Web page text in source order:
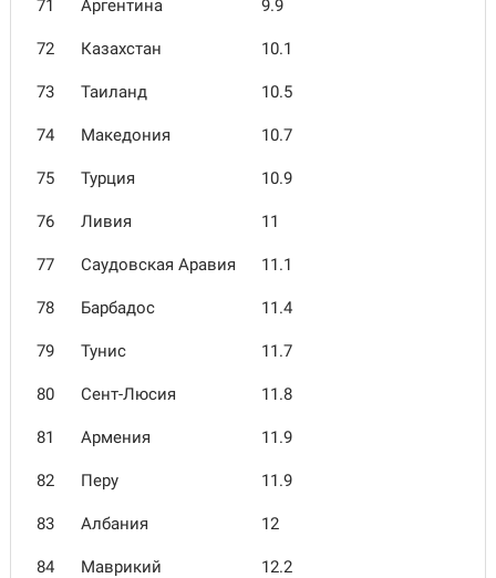
71 Аргентина 9.9
72 Казахстан 10.1
73 Таиланд 10.5
74 Македония 10.7
75 Турция 10.9
76 Ливия 11
77 Саудовская Аравия 11.1
78 Барбадос 11.4
79 Тунис 11.7
80 Сент-Люсия 11.8
81 Армения 11.9
82 Перу 11.9
83 Албания 12
84 Маврикий 12.2